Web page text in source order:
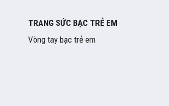
TRANG SỨC BẠC TRẺ EM
Vòng tay bạc trẻ em